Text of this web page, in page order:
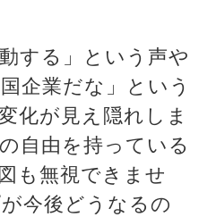
する」という声や
企業だな」という
化が見え隠れしま
自由を持っている
も無視できませ
今後どうなるの